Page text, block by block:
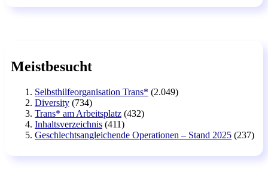
Meistbesucht
Selbsthilfeorganisation Trans* (2.049)
Diversity (734)
Trans* am Arbeitsplatz (432)
Inhaltsverzeichnis (411)
Geschlechtsangleichende Operationen – Stand 2025 (237)